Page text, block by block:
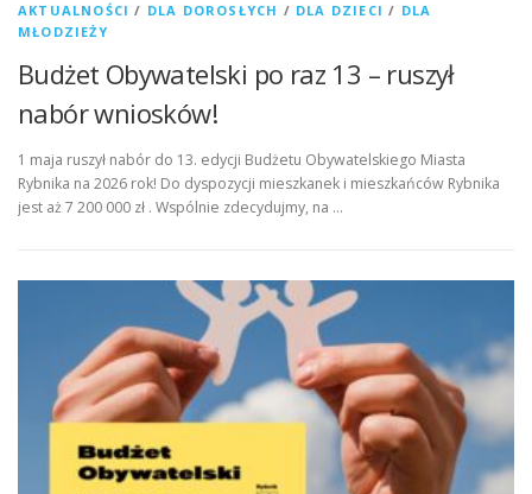
AKTUALNOŚCI / DLA DOROSŁYCH / DLA DZIECI / DLA
MŁODZIEŻY
Budżet Obywatelski po raz 13 – ruszył
nabór wniosków!
1 maja ruszył nabór do 13. edycji Budżetu Obywatelskiego Miasta
Rybnika na 2026 rok! Do dyspozycji mieszkanek i mieszkańców Rybnika
jest aż 7 200 000 zł . Wspólnie zdecydujmy, na …